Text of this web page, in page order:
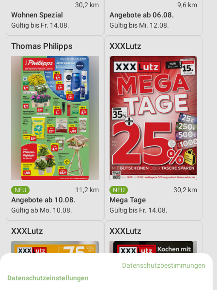
30,2 km
Wohnen Spezial
Gültig bis Fr. 14.08.
9,6 km
Angebote ab 06.08.
Gültig bis Mi. 12.08.
Thomas Philipps
11,2 km
Angebote ab 10.08.
Gültig ab Mo. 10.08.
XXXLutz
30,2 km
Mega Tage
Gültig bis Fr. 14.08.
XXXLutz XXXLutz
Datenschutzbestimmungen
Datenschutzeinstellungen